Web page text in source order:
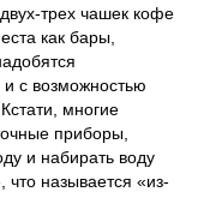
трех чашек кофе
как бары,
с возможностью
многие
приборы,
и набирать воду
называется «из-